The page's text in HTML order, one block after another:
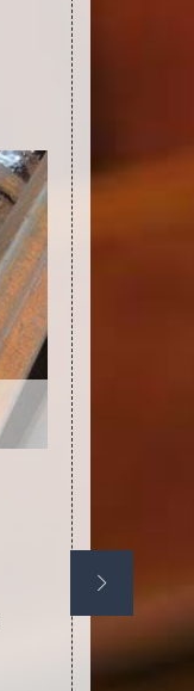
Pour toutes
métal à Le